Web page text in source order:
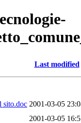
Last modified
sito.doc 2001-03-05
2001-03-05